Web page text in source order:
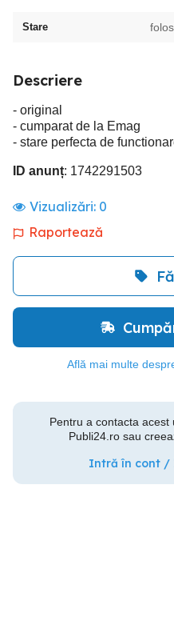
Stare
Descriere
- original
- cumparat de la Emag
- stare perfecta de
ID anunț: 1742291503
Vizualizări: 0
Raportează
Află mai multe
Pentru a contacta
Publi24.ro sau
Intră în cont /